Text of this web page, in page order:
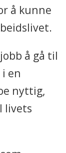
å kunne
å gå til
en
nyttig,
livets